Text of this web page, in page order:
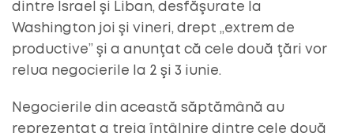
dintre Israel şi Liban, desfăşurate la
Washington joi şi vineri, drept „extrem de
productive” şi a anunţat că cele două ţări vor
relua negocierile la 2 şi 3 iunie.
Negocierile din această săptămână au
reprezentat a treia întâlnire dintre cele două